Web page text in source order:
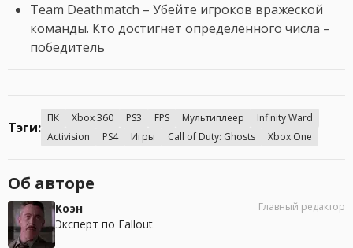
Team Deathmatch – Убейте игроков вражеской
команды. Кто достигнет определенного числа –
победитель
Тэги:
ПК Xbox 360 PS3 FPS Мультиплеер
Infinity Ward
Activision
PS4 Игры Call of Duty: Ghosts Xbox One
Об авторе
Коэн
Эксперт по Fallout
Главный редактор